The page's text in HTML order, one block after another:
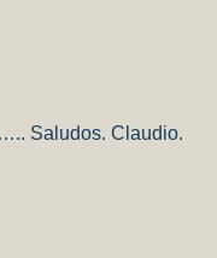
Saludos. Claudio.